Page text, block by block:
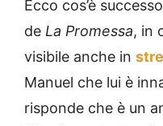
Ecco cos’è
de La Promessa, in
visibile anche in
Manuel che lui è
risponde che è un